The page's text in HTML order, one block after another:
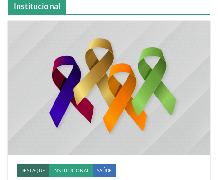
Institucional
DESTAQUE INSTITUCIONAL SAÚDE